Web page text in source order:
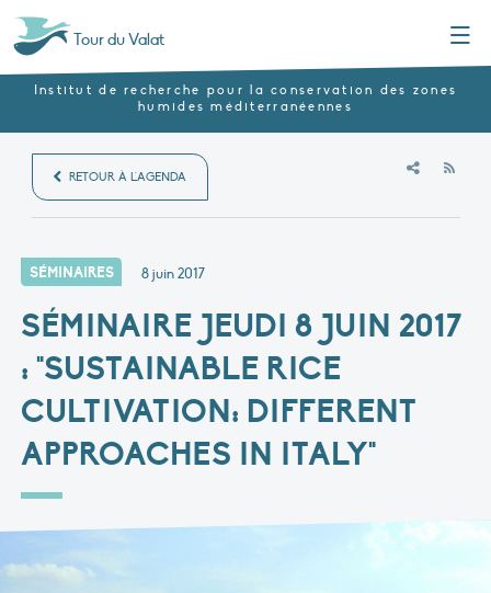
Tour du Valat
Institut de recherche pour la conservation des zones
humides méditerranéennes
RETOUR À L'AGENDA
SÉMINAIRES 8 juin 2017
SÉMINAIRE JEUDI 8 JUIN 2017
: "SUSTAINABLE RICE
CULTIVATION: DIFFERENT
APPROACHES IN ITALY"